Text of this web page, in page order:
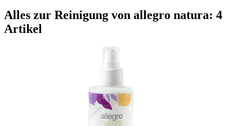
Alles zur Reinigung von allegro natura: 4
Artikel